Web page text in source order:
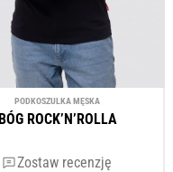
PODKOSZULKA MĘSKA
BÓG ROCK’N’ROLLA
Zostaw recenzję